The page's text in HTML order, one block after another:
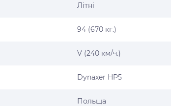
Літні
94 (670 кг.)
V (240 км/ч.)
Dynaxer HP5
Польща